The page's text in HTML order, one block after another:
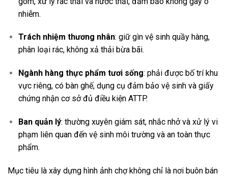
nhiễm.
Trách nhiệm thương nhân: giữ gìn vệ sinh quầy hàng,
phân loại rác, không xả thải bừa bãi.
Ngành hàng thực phẩm tươi sống: phải được bố trí khu
vực riêng, có bàn ghế, dụng cụ đảm bảo vệ sinh và giấy
chứng nhận cơ sở đủ điều kiện ATTP.
Ban quản lý: thường xuyên giám sát, nhắc nhở và xử lý vi
phạm liên quan đến vệ sinh môi trường và an toàn thực
phẩm.
Mục tiêu là xây dựng hình ảnh chợ không chỉ là nơi buôn bán